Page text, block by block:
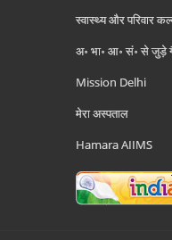
स्वास्थ्य और परिवार
अ॰ भा॰ आ॰ सं॰ से जुड़े
Mission Delhi
मेरा अस्पताल
Hamara AIIMS